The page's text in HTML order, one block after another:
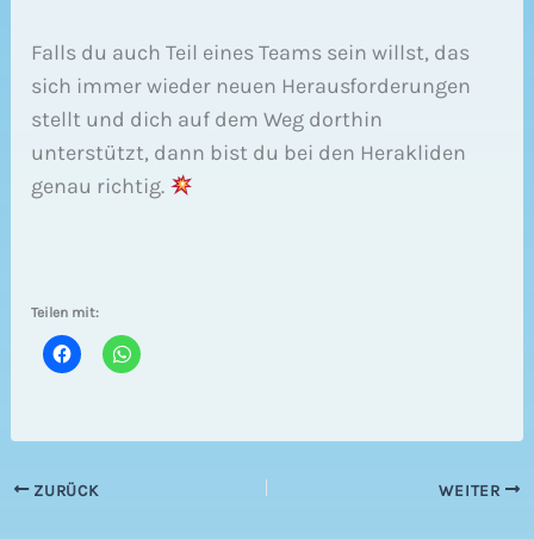
Falls du auch Teil eines Teams sein willst, das
sich immer wieder neuen Herausforderungen
stellt und dich auf dem Weg dorthin
unterstützt, dann bist du bei den Herakliden
genau richtig.
Teilen mit:
ZURÜCK WEITER